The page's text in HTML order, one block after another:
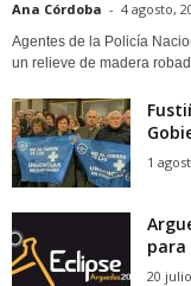
Ana Córdoba - 4 agosto,
Agentes de la Policía
un relieve de madera
1
para
20